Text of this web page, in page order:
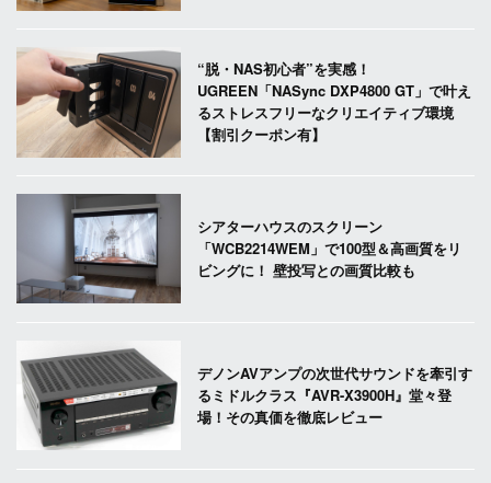
“脱・NAS初心者”を実感！
UGREEN「NASync DXP4800 GT」で叶え
るストレスフリーなクリエイティブ環境
【割引クーポン有】
シアターハウスのスクリーン
「WCB2214WEM」で100型＆高画質をリ
ビングに！ 壁投写との画質比較も
デノンAVアンプの次世代サウンドを牽引す
るミドルクラス『AVR-X3900H』堂々登
場！その真価を徹底レビュー